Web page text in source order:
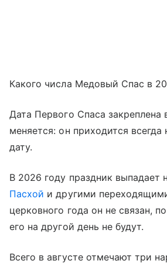
Какого числа Медовый Спас в
Дата Первого Спаса закреплена
меняется: он приходится
дату.
В 2026 году праздник выпадает
Пасхой и другими
церковного года он не связан,
его на другой день не будут.
Всего в августе отмечают три